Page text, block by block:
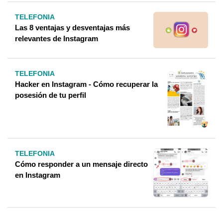
TELEFONIA
Las 8 ventajas y desventajas más
relevantes de Instagram
TELEFONIA
Hacker en Instagram - Cómo recuperar la
posesión de tu perfil
TELEFONIA
Cómo responder a un mensaje directo
en Instagram